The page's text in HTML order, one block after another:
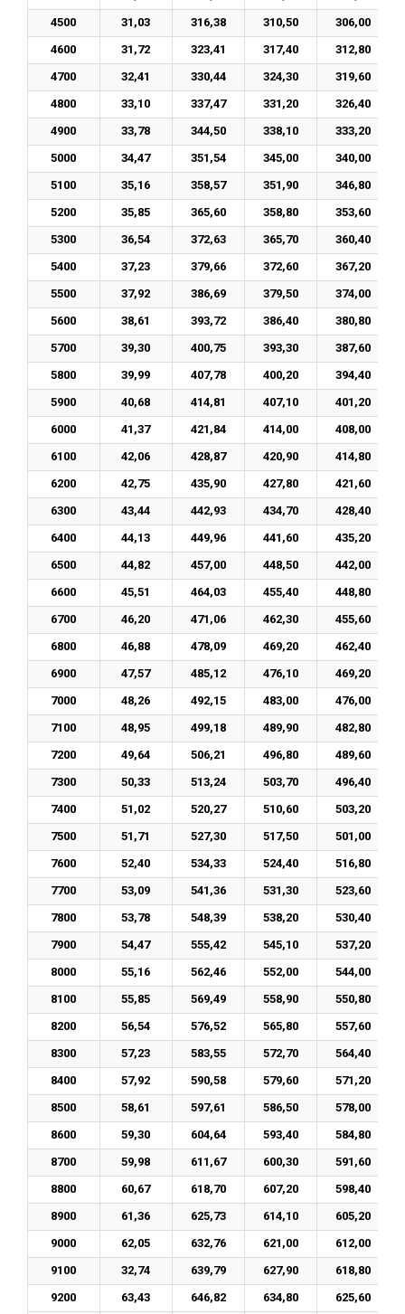
4500
31,03 316,38 310,50
306,00
4600
31,72 323,41 317,40
312,80
4700
32,41 330,44 324,30
319,60
4800
33,10 337,47 331,20
326,40
4900
33,78 344,50 338,10
333,20
5000
34,47 351,54 345,00
340,00
5100
35,16 358,57 351,90
346,80
5200
35,85 365,60 358,80
353,60
5300
36,54 372,63 365,70
360,40
5400
37,23 379,66 372,60
367,20
5500
37,92 386,69 379,50
374,00
5600
38,61 393,72 386,40
380,80
5700
39,30 400,75 393,30
387,60
5800
39,99 407,78 400,20
394,40
5900
40,68 414,81 407,10
401,20
6000
41,37 421,84 414,00
408,00
6100
42,06 428,87 420,90
414,80
6200
42,75 435,90 427,80
421,60
6300
43,44 442,93 434,70
428,40
6400
44,13 449,96 441,60
435,20
6500
44,82 457,00 448,50
442,00
6600
45,51 464,03 455,40
448,80
6700
46,20 471,06 462,30
455,60
6800
46,88 478,09 469,20
462,40
6900
47,57 485,12 476,10
469,20
7000
48,26 492,15 483,00
476,00
7100
48,95 499,18 489,90
482,80
7200
49,64 506,21 496,80
489,60
7300
50,33 513,24 503,70
496,40
7400
51,02 520,27 510,60
503,20
7500
51,71 527,30 517,50
501,00
7600
52,40 534,33 524,40
516,80
7700
53,09 541,36 531,30
523,60
7800
53,78 548,39 538,20
530,40
7900
54,47 555,42 545,10
537,20
8000
55,16 562,46 552,00
544,00
8100
55,85 569,49 558,90
550,80
8200
56,54 576,52 565,80
557,60
8300
57,23 583,55 572,70
564,40
8400
57,92 590,58 579,60
571,20
8500
58,61 597,61 586,50
578,00
8600
59,30 604,64 593,40
584,80
8700
59,98 611,67 600,30
591,60
8800
60,67 618,70 607,20
598,40
8900
61,36 625,73 614,10
605,20
9000
62,05 632,76 621,00
612,00
9100
32,74 639,79 627,90
618,80
9200
63,43 646,82 634,80
625,60